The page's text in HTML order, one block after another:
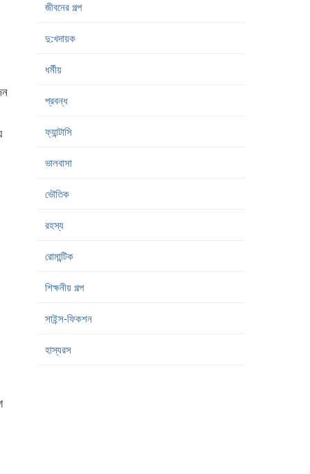
জীবনের গল্প
দু:খদায়ক
ধর্মীয়
প্রবন্ধ
ফ্যান্টাসি
ভালবাসা
ভৌতিক
রহস্য
রোমান্টিক
শিক্ষনীয় গল্প
সাইন্স-ফিকশন
হাস্যরস